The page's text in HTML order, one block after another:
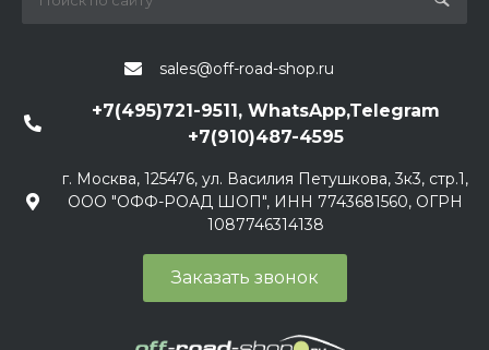
sales@off-road-shop.ru
+7(495)721-9511, WhatsApp,Telegram
+7(910)487-4595
г. Москва, 125476, ул. Василия Петушкова, 3к3, стр.1,
ООО "ОФФ-РОАД ШОП", ИНН 7743681560, ОГРН
1087746314138
Заказать звонок